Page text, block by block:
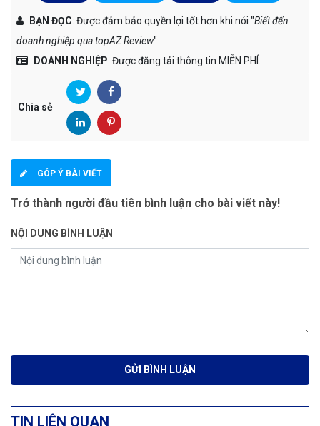
BẠN ĐỌC: Được đảm bảo quyền lợi tốt hơn khi nói "Biết đến
doanh nghiệp qua topAZ Review"
DOANH NGHIỆP: Được đăng tải thông tin MIỄN PHÍ.
Chia sẻ
GÓP Ý BÀI VIẾT
Trở thành người đầu tiên bình luận cho bài viết này!
NỘI DUNG BÌNH LUẬN
TIN LIÊN QUAN